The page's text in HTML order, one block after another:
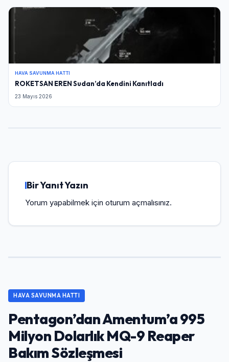
HAVA SAVUNMA HATTI
ROKETSAN EREN Sudan’da Kendini Kanıtladı
23 Mayıs 2026
Bir Yanıt Yazın
Yorum yapabilmek için oturum açmalısınız.
HAVA SAVUNMA HATTI
Pentagon’dan Amentum’a 995
Milyon Dolarlık MQ-9 Reaper
Bakım Sözleşmesi